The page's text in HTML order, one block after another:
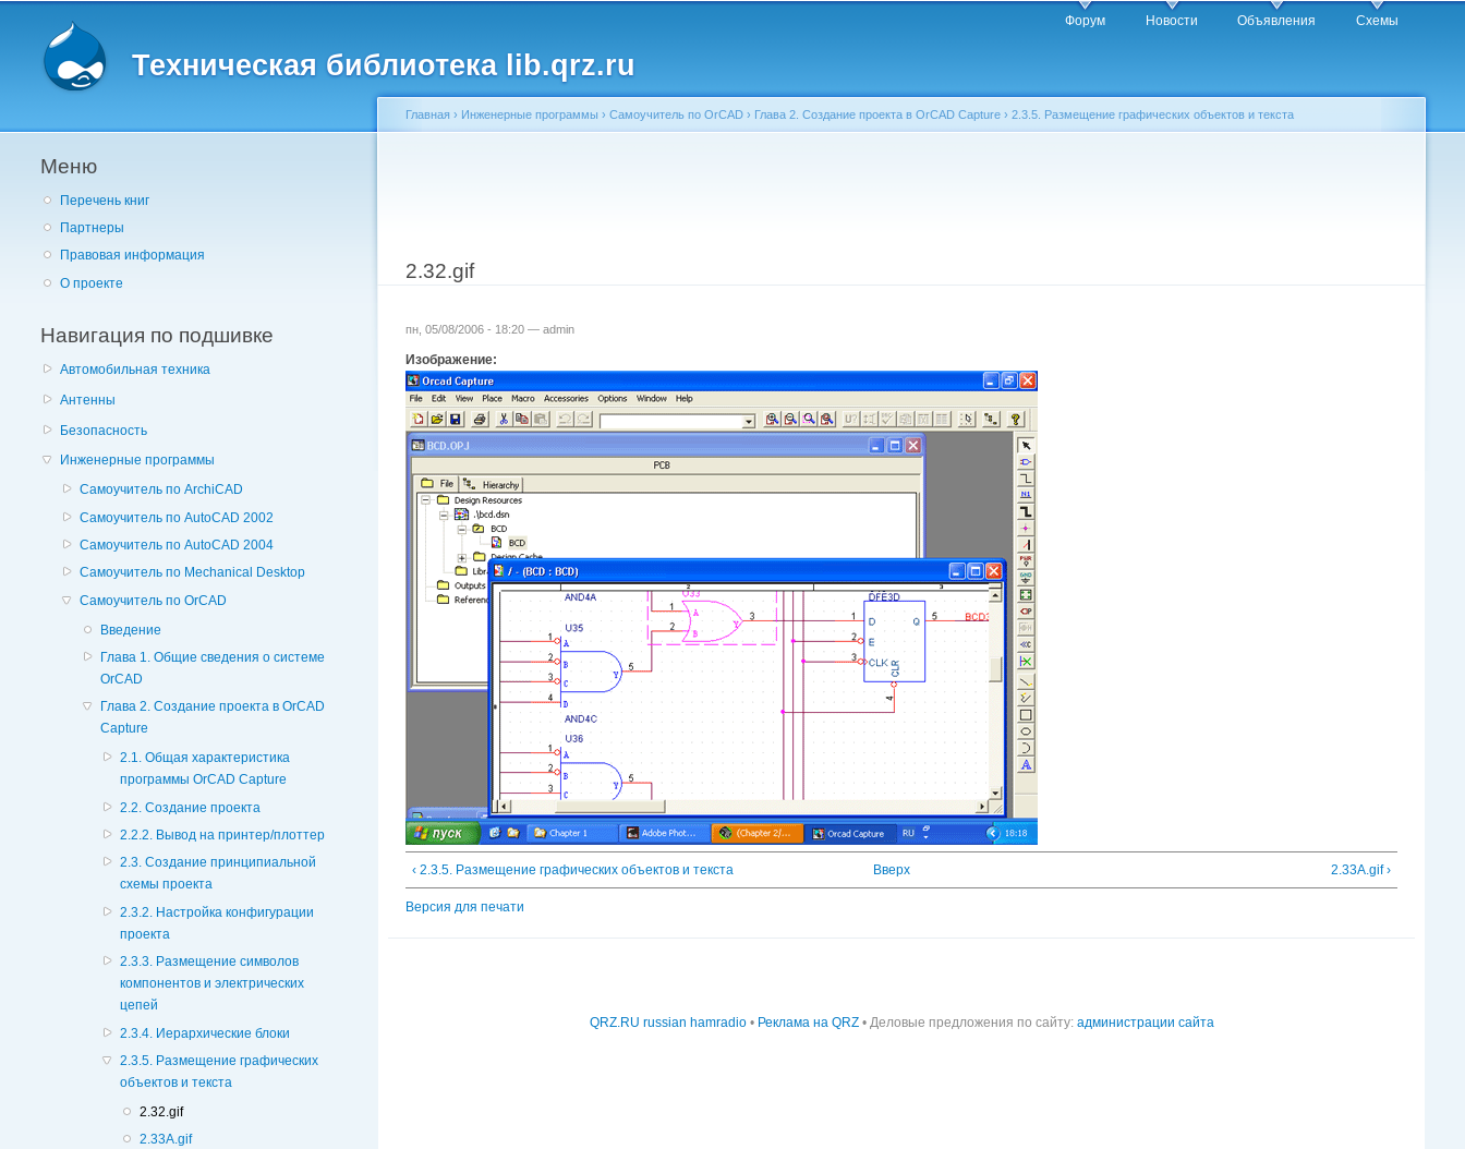
Техническая библиотека lib.qrz.ru
Форум Новости Объявления Схемы
Меню
Перечень книг
Партнеры
Правовая информация
О проекте
Навигация по подшивке
Автомобильная техника
Антенны
Безопасность
Инженерные программы
Самоучитель по ArchiCAD
Самоучитель по AutoCAD 2002
Самоучитель по AutoCAD 2004
Самоучитель по Mechanical Desktop
Самоучитель по OrCAD
Введение
Глава 1. Общие сведения о системе
OrCAD
Глава 2. Создание проекта в OrCAD
Capture
2.1. Общая характеристика
программы OrCAD Capture
2.2. Создание проекта
2.2.2. Вывод на принтер/плоттер
2.3. Создание принципиальной
схемы проекта
2.3.2. Настройка конфигурации
проекта
2.3.3. Размещение символов
компонентов и электрических
цепей
2.3.4. Иерархические блоки
2.3.5. Размещение графических
объектов и текста
2.32.gif
2.33A.gif
Главная › Инженерные программы › Самоучитель по OrCAD › Глава 2. Создание проекта в OrCAD Capture › 2.3.5. Размещение графических объектов и текста
2.32.gif
пн, 05/08/2006 - 18:20 — admin
Изображение:
‹ 2.3.5. Размещение графических объектов и текста Вверх 2.33A.gif ›
Версия для печати
QRZ.RU russian hamradio• Реклама на QRZ• Деловые предложения по сайту: администрации сайта